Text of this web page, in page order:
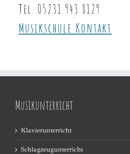
Tel. 05231 943 8129
Musikschule Kontakt
Musikunterricht
Klavierunterricht
Schlagzeugunterricht